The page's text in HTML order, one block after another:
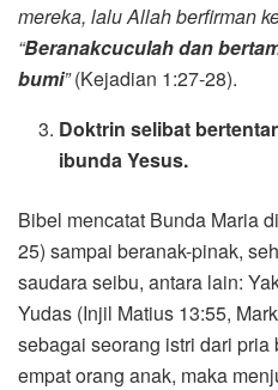
mereka, lalu Allah berfirman
“Beranakcuculah dan
bumi”(Kejadian 1:27-28).
Doktrin selibat
ibunda Yesus.
Bibel mencatat Bunda Maria
25) sampai beranak-pinak,
saudara seibu, antara lain:
Yudas (Injil Matius 13:55,
sebagai seorang istri dari pria
empat orang anak, maka